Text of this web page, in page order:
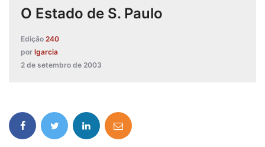
O Estado de S. Paulo
Edição 240
por lgarcia
2 de setembro de 2003